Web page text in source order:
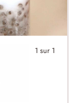
1 sur 1